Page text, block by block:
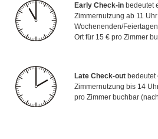
Early Check-in bedeutet
Zimmernutzung ab 11
Wochenenden/
Ort für 15 € pro Zimmer
Late Check-out bedeutet
Zimmernutzung bis 14
pro Zimmer buchbar